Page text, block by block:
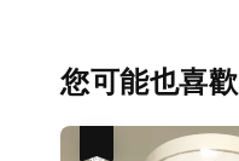
您可能也喜歡